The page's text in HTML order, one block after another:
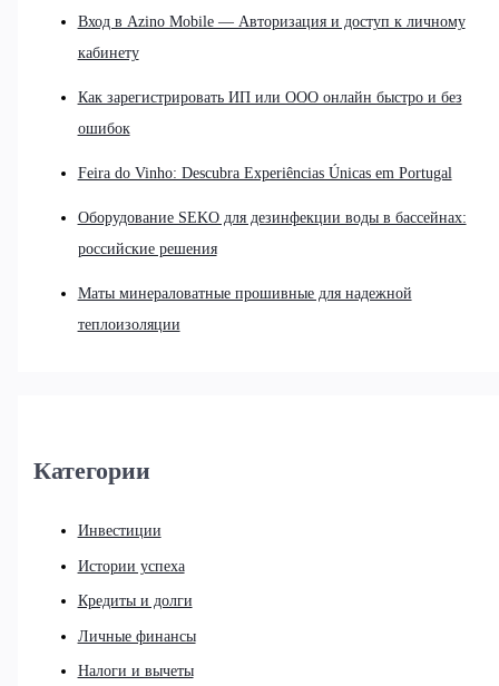
Вход в Azino Mobile — Авторизация и доступ к личному
кабинету
Как зарегистрировать ИП или ООО онлайн быстро и без
ошибок
Feira do Vinho: Descubra Experiências Únicas em Portugal
Оборудование SEKO для дезинфекции воды в бассейнах:
российские решения
Маты минераловатные прошивные для надежной
теплоизоляции
Категории
Инвестиции
Истории успеха
Кредиты и долги
Личные финансы
Налоги и вычеты